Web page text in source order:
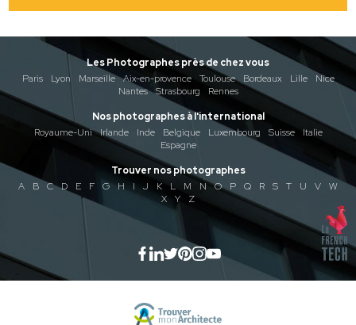
Les Photographes près de chez vous
Paris
Lyon Marseille Aix-en-provence Toulouse Bordeaux Lille
Nice
Nantes
Strasbourg
Rennes
Nos photographes à l'international
Royaume-Uni
Irlande Inde Belgique Luxembourg Suisse
Italie
Espagne
Trouver nos photographes
A
B C D E F G H I J K L M N O P Q R S T U V
W
X
Y Z